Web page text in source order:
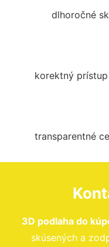
dlhoročné
korektný
transparentné
3D podlaha do
skúsených a